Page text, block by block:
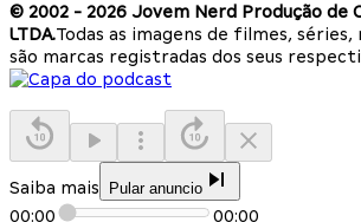
© 2002 - 2026 Jovem Nerd Produção de
LTDA.Todas as imagens de filmes, séries,
são marcas registradas dos seus
Saiba mais Pular anuncio
00:00 00:00